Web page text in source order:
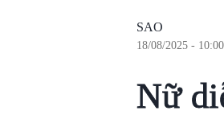
SAO
18/08/2025 -
Nữ